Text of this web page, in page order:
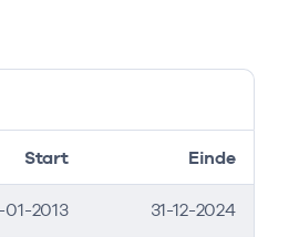
Start Einde
01-2013 31-12-2024